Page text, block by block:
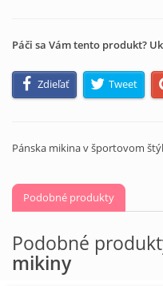
Páči sa Vám tento produkt?
Zdieľať Tweet
Pánska mikina v športovom
Podobné produkty
Podobné
mikiny